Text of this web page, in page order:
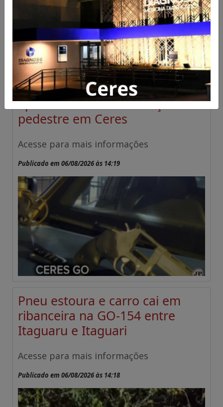
Homem é preso com revólver
após denúncia de ameaça a
pedestre em Ceres
Acesse para mais informações
Publicado em 06/08/2026 às 14:19
Pneu estoura e carro cai em
ribanceira na GO-154 entre
Itaguaru e Itaguari
Acesse para mais informações
Publicado em 06/08/2026 às 14:18